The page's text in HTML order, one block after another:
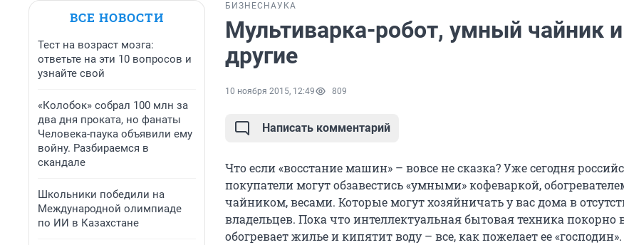
ВСЕ НОВОСТИ
Тест на возраст мозга:
ответьте на эти 10 вопросов и
узнайте свой
«Колобок» собрал 100 млн за
два дня проката, но фанаты
Человека-паука объявили ему
войну. Разбираемся в
скандале
Школьники победили на
Международной олимпиаде
по ИИ в Казахстане
БИЗНЕС НАУКА
Мультиварка-робот, умный чайник и
другие
10 ноября 2015, 12:49 809
Написать комментарий
Что если «восстание машин» – вовсе не сказка? Уже сегодня
покупатели могут обзавестись «умными» кофеваркой,
чайником, весами. Которые могут хозяйничать у вас дома в
владельцев. Пока что интеллектуальная бытовая техника покорно
обогревает жилье и кипятит воду – все, как пожелает ее